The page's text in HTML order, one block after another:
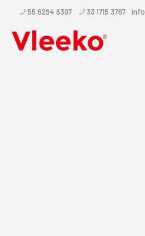
55 6294 6307 33 1715 3767